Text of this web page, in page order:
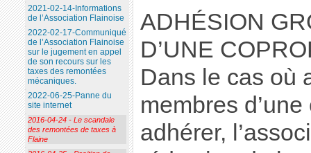
ADHÉSION
D’UNE
Dans le cas où
membres
adhérer,
2021-02-14-Informations
de l’Association Flainoise
2022-02-17-Communiqué
de l’Association Flainoise
sur le jugement en appel
de son recours sur les
taxes des remontées
mécaniques.
2022-06-25-Panne du
site internet
2016-04-24 - Le scandale
des remontées de taxes à
Flaine